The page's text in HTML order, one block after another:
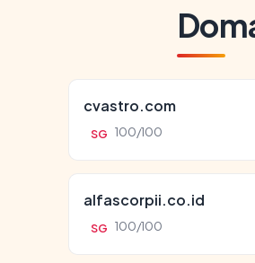
cvastro.com
SG 100/100
alfascorpii.co.id
SG 100/100